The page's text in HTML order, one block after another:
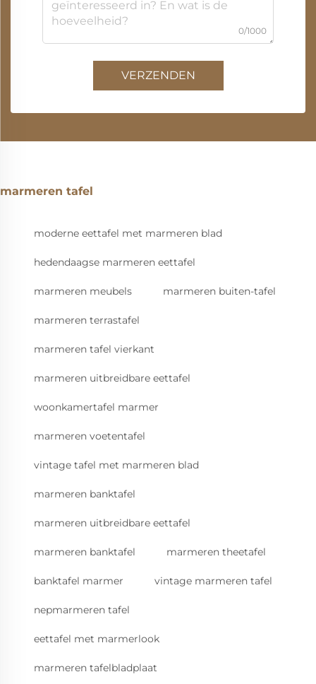
0/1000
VERZENDEN
marmeren tafel
moderne eettafel met marmeren blad
hedendaagse marmeren eettafel
marmeren meubels marmeren buiten-tafel
marmeren terrastafel
marmeren tafel vierkant
marmeren uitbreidbare eettafel
woonkamertafel marmer
marmeren voetentafel
vintage tafel met marmeren blad
marmeren banktafel
marmeren uitbreidbare eettafel
marmeren banktafel marmeren theetafel
banktafel marmer vintage marmeren tafel
nepmarmeren tafel
eettafel met marmerlook
marmeren tafelbladplaat